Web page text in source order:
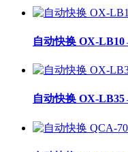
自动快换 OX-LB10
自动快换 OX-LB35